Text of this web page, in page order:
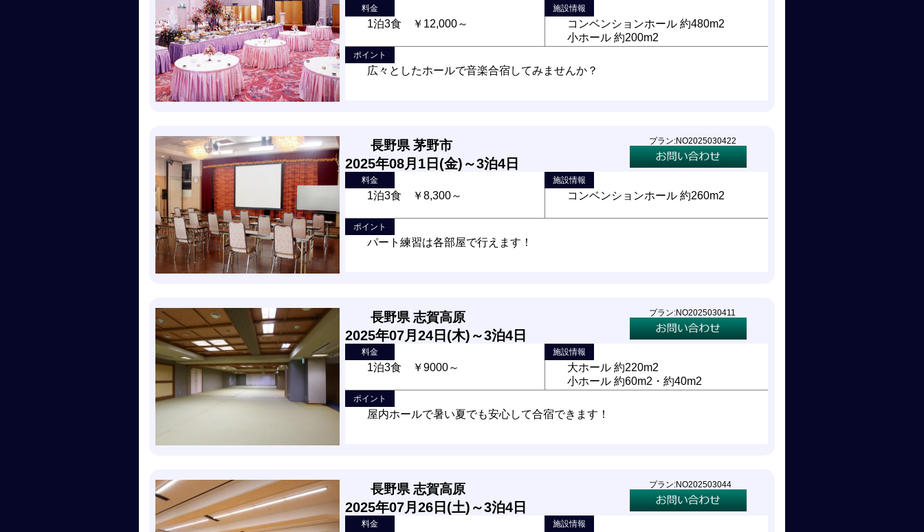
料金
1泊3食 ￥12,000～
施設情報
コンベンションホール 約480m2
小ホール 約200m2
ポイント
広々としたホールで音楽合宿してみませんか？
長野県 茅野市
2025年08月1日(金)～3泊4日
プラン:NO2025030422
料金
1泊3食 ￥8,300～
施設情報
コンベンションホール 約260m2
ポイント
パート練習は各部屋で行えます！
長野県 志賀高原
2025年07月24日(木)～3泊4日
プラン:NO2025030411
料金
1泊3食 ￥9000～
施設情報
大ホール 約220m2
小ホール 約60m2・約40m2
ポイント
屋内ホールで暑い夏でも安心して合宿できます！
長野県 志賀高原
2025年07月26日(土)～3泊4日
プラン:NO202503044
料金 施設情報